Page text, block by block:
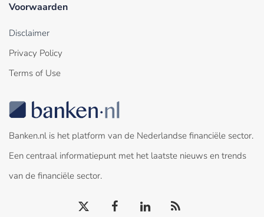
Voorwaarden
Disclaimer
Privacy Policy
Terms of Use
Banken.nl is het platform van de Nederlandse financiële sector.
Een centraal informatiepunt met het laatste nieuws en trends
van de financiële sector.